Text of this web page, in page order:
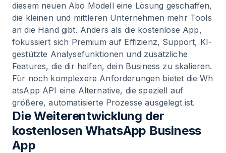
diesem neuen Abo Modell eine Lösung geschaffen,
die kleinen und mittleren Unternehmen mehr Tools
an die Hand gibt. Anders als die kostenlose App,
fokussiert sich Premium auf Effizienz, Support, KI-
gestützte Analysefunktionen und zusätzliche
Features, die dir helfen, dein Business zu skalieren.
Für noch komplexere Anforderungen bietet dieWh
atsApp API eine Alternative, die speziell auf
größere, automatisierte Prozesse ausgelegt ist.
Die Weiterentwicklung der
kostenlosen WhatsApp Business
App